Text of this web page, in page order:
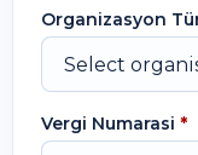
Organizasyon
Vergi Numarasi *